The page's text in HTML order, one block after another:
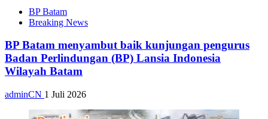
BP Batam
Breaking News
BP Batam menyambut baik kunjungan pengurus
Badan Perlindungan (BP) Lansia Indonesia
Wilayah Batam
adminCN 1 Juli 2026